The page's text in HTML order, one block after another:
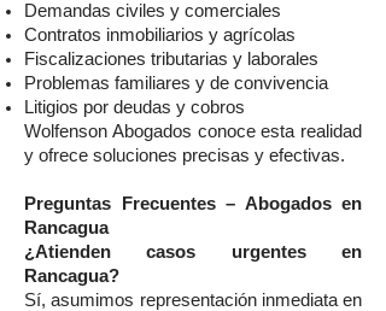
Demandas civiles y comerciales
Contratos inmobiliarios y agrícolas
Fiscalizaciones tributarias y laborales
Problemas familiares y de convivencia
Litigios por deudas y cobros
Wolfenson Abogados conoce esta realidad
y ofrece soluciones precisas y efectivas.
Preguntas Frecuentes – Abogados en
Rancagua
¿Atienden casos urgentes en
Rancagua?
Sí, asumimos representación inmediata en